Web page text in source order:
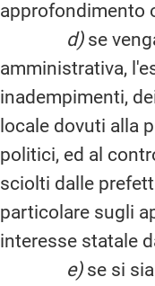
approfondimento
d)se
amministrativa,
inadempimenti,
locale dovuti alla
politici, ed al
sciolti dalle
particolare sugli
interesse statale
e)se si